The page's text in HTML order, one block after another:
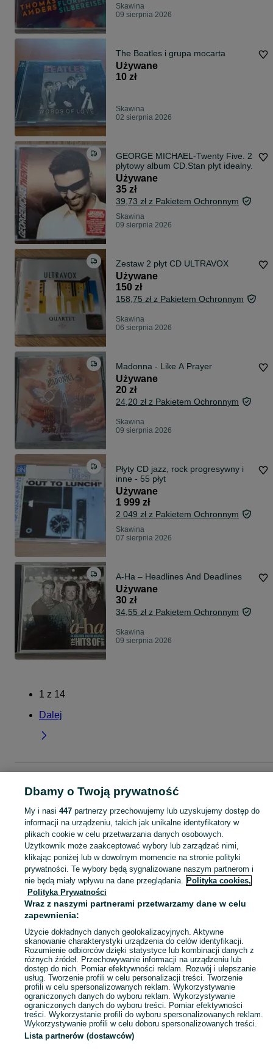
Skawina
09 sierpnia 2026
The Beatles i grupa mocarta
Używane
10 zł
Skawina
02 sierpnia 2026
GEORGE MICHAEL-Twenty Five. 2
płytowy album CD.Stan płyt idealny.
Używane
35 zł
39,73 zł z Pakietem Ochronnym
Skawina
09 sierpnia 2026
Zestaw 2 płyt CD ULTRAVOX
Używane
150 zł
158,75 zł z Pakietem Ochronnym
Skawina
06 sierpnia 2026
Madonna - Like A Prayer
Używane
20 zł
24,20 zł z Pakietem Ochronnym
Skawina
09 sierpnia 2026
Płyty CD jazz, rock progresywny i
inne - 55 płyt
Używane
1 999 zł
2 049 zł z Pakietem Ochronnym
Skawina
07 sierpnia 2026
A-Ha – Headlines And Deadlines
Używane
30 zł
34,55 zł z Pakietem Ochronnym
Skawina
09 sierpnia 2026
1 z 14
Dalej
Płyty CD - Skawina
KATEGORIA
Zobacz
Mapa kategorii
Mapa miejscowości
Mapa ministron
Popularne wyszukiwania
Dbamy o Twoją prywatność
My i nasi 447partnerzy przechowujemy lub uzyskujemy dostęp do
informacji na urządzeniu, takich jak unikalne identyfikatory w
plikach cookie w celu przetwarzania danych osobowych.
Użytkownik może zaakceptować wybory lub zarządzać nimi,
klikając poniżej lub w dowolnym momencie na stronie polityki
prywatności. Te wybory będą sygnalizowane naszym partnerom i
nie będą miały wpływu na dane przeglądania. Polityka cookies,
Polityka Prywatności
Wraz z naszymi partnerami przetwarzamy dane w celu
zapewnienia:
Użycie dokładnych danych geolokalizacyjnych. Aktywne
skanowanie charakterystyki urządzenia do celów identyfikacji.
Rozumienie odbiorców dzięki statystyce lub kombinacji danych z
różnych źródeł. Przechowywanie informacji na urządzeniu lub
dostęp do nich. Pomiar efektywności reklam. Rozwój i ulepszanie
usług. Tworzenie profili w celu personalizacji treści. Tworzenie
profili w celu spersonalizowanych reklam. Wykorzystywanie
ograniczonych danych do wyboru reklam. Wykorzystywanie
ograniczonych danych do wyboru treści. Pomiar efektywności
treści. Wykorzystanie profili do wyboru spersonalizowanych reklam.
Wykorzystywanie profili w celu doboru spersonalizowanych treści.
Lista partnerów (dostawców)